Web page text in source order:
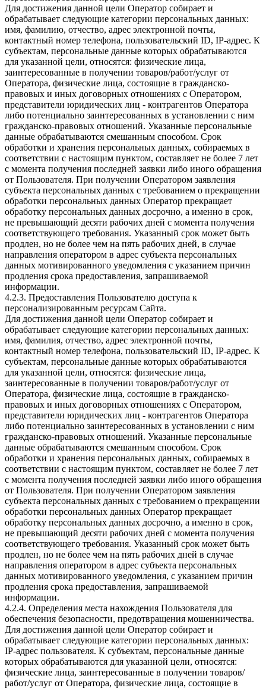
Для достижения данной цели Оператор собирает и
обрабатывает следующие категории персональных данных:
имя, фамилию, отчество, адрес электронной почты,
контактный номер телефона, пользовательский ID, IP-адрес. К
субъектам, персональные данные которых обрабатываются
для указанной цели, относятся: физические лица,
заинтересованные в получении товаров/работ/услуг от
Оператора, физические лица, состоящие в гражданско-
правовых и иных договорных отношениях с Оператором,
представители юридических лиц - контрагентов Оператора
либо потенциально заинтересованных в установлении с ним
гражданско-правовых отношений. Указанные персональные
данные обрабатываются смешанным способом. Срок
обработки и хранения персональных данных, собираемых в
соответствии с настоящим пунктом, составляет не более 7 лет
с момента получения последней заявки либо иного обращения
от Пользователя. При получении Оператором заявления
субъекта персональных данных с требованием о прекращении
обработки персональных данных Оператор прекращает
обработку персональных данных досрочно, а именно в срок,
не превышающий десяти рабочих дней с момента получения
соответствующего требования. Указанный срок может быть
продлен, но не более чем на пять рабочих дней, в случае
направления оператором в адрес субъекта персональных
данных мотивированного уведомления с указанием причин
продления срока предоставления, запрашиваемой
информации.
4.2.3. Предоставления Пользователю доступа к
персонализированным ресурсам Сайта.
Для достижения данной цели Оператор собирает и
обрабатывает следующие категории персональных данных:
имя, фамилия, отчество, адрес электронной почты,
контактный номер телефона, пользовательский ID, IP-адрес. К
субъектам, персональные данные которых обрабатываются
для указанной цели, относятся: физические лица,
заинтересованные в получении товаров/работ/услуг от
Оператора, физические лица, состоящие в гражданско-
правовых и иных договорных отношениях с Оператором,
представители юридических лиц - контрагентов Оператора
либо потенциально заинтересованных в установлении с ним
гражданско-правовых отношений. Указанные персональные
данные обрабатываются смешанным способом. Срок
обработки и хранения персональных данных, собираемых в
соответствии с настоящим пунктом, составляет не более 7 лет
с момента получения последней заявки либо иного обращения
от Пользователя. При получении Оператором заявления
субъекта персональных данных с требованием о прекращении
обработки персональных данных Оператор прекращает
обработку персональных данных досрочно, а именно в срок,
не превышающий десяти рабочих дней с момента получения
соответствующего требования. Указанный срок может быть
продлен, но не более чем на пять рабочих дней в случае
направления оператором в адрес субъекта персональных
данных мотивированного уведомления, с указанием причин
продления срока предоставления, запрашиваемой
информации.
4.2.4. Определения места нахождения Пользователя для
обеспечения безопасности, предотвращения мошенничества.
Для достижения данной цели Оператор собирает и
обрабатывает следующие категории персональных данных:
IP-адрес пользователя. К субъектам, персональные данные
которых обрабатываются для указанной цели, относятся:
физические лица, заинтересованные в получении товаров/
работ/услуг от Оператора, физические лица, состоящие в